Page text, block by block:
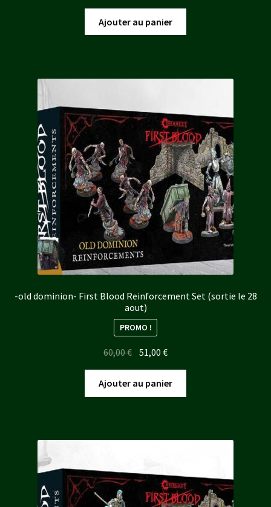
initial
était :
actuel
est :
Ajouter au panier
-old dominion- First Blood Reinforcement Set (sortie le 28
aout)
PROMO !
60,00€ Le
prix
initial
était :
51,00€Le
prix
actuel
est :
Ajouter au panier